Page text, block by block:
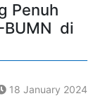
Penuh
BUMN di
18 January 2024